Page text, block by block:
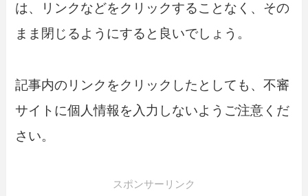
は、リンクなどをクリックすることなく、その
まま閉じるようにすると良いでしょう。
記事内のリンクをクリックしたとしても、不審
サイトに個人情報を入力しないようご注意くだ
さい。
スポンサーリンク